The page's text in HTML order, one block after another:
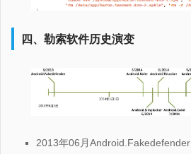
四、勒索软件历史演变
2013年06月Android.Fakedefender